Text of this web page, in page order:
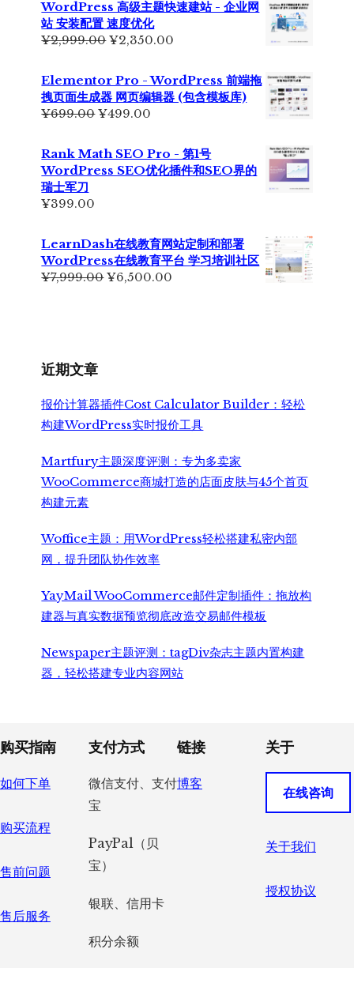
¥6,990.00。
格
WordPress 高级主题快速建站 - 企业网
站 安装配置 速度优化
¥2,999.00原
为：
¥2,999.00。
¥2,350.00
价
格
为：
Elementor Pro - WordPress 前端拖
拽页面生成器 网页编辑器 (包含模板库)
¥699.00原
为：
¥699.00。
¥499.00
价
格
为：
Rank Math SEO Pro - 第1号
WordPress SEO优化插件和SEO界的
瑞士军刀
¥399.00
LearnDash在线教育网站定制和部署
WordPress在线教育平台 学习培训社区
¥7,999.00原
¥6,500.00
近期文章
报价计算器插件Cost Calculator Builder：轻松
构建WordPress实时报价工具
Martfury主题深度评测：专为多卖家
WooCommerce商城打造的店面皮肤与45个首页
构建元素
Woffice主题：用WordPress轻松搭建私密内部
网，提升团队协作效率
YayMail WooCommerce邮件定制插件：拖放构
建器与真实数据预览彻底改造交易邮件模板
Newspaper主题评测：tagDiv杂志主题内置构建
器，轻松搭建专业内容网站
Footer
购买指南
如何下单
购买流程
售前问题
售后服务
支付方式
微信支付、支付
宝
PayPal（贝
宝）
银联、信用卡
积分余额
链接
博客
关于
在线咨询
关于我们
授权协议